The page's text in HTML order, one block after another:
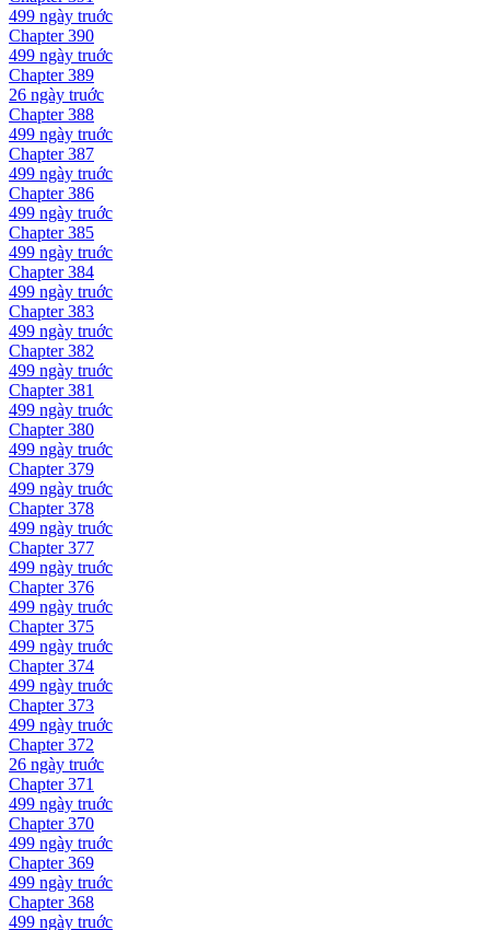
499 ngày truớc
Chapter390
499 ngày truớc
Chapter389
26 ngày truớc
Chapter388
499 ngày truớc
Chapter387
499 ngày truớc
Chapter386
499 ngày truớc
Chapter385
499 ngày truớc
Chapter384
499 ngày truớc
Chapter383
499 ngày truớc
Chapter382
499 ngày truớc
Chapter381
499 ngày truớc
Chapter380
499 ngày truớc
Chapter379
499 ngày truớc
Chapter378
499 ngày truớc
Chapter377
499 ngày truớc
Chapter376
499 ngày truớc
Chapter375
499 ngày truớc
Chapter374
499 ngày truớc
Chapter373
499 ngày truớc
Chapter372
26 ngày truớc
Chapter371
499 ngày truớc
Chapter370
499 ngày truớc
Chapter369
499 ngày truớc
Chapter368
499 ngày truớc